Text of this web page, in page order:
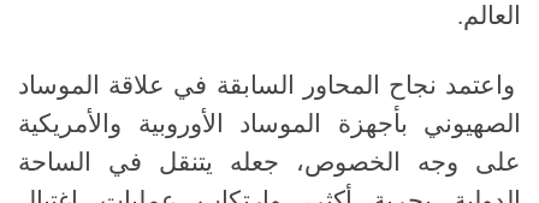
العالم.
واعتمد نجاح المحاور السابقة في علاقة الموساد
الصهيوني بأجهزة الموساد الأوروبية والأمريكية
على وجه الخصوص، جعله يتنقل في الساحة